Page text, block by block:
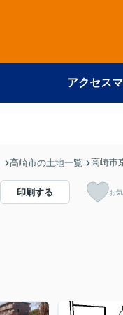
アクセス
高崎市の土地一覧 高崎市
印刷する お